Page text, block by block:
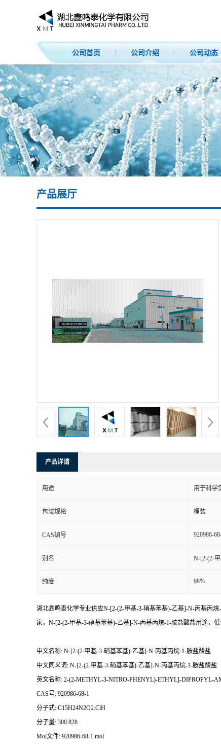
公司首页 公司介绍 公司动态
产品展厅
产品详请
用途 用于科学
包装规格 桶装
CAS编号 920986-
别名 N-[2-(2-
纯度 98%
湖北鑫鸣泰化学专业供应N-[2-(2-甲基-3-硝基苯基)-乙基]-N-丙基丙
家，N-[2-(2-甲基-3-硝基苯基)-乙基]-N-丙基丙烷-1-胺盐酸盐用途，
中文名称: N-[2-(2-甲基-3-硝基苯基)-乙基]-N-丙基丙烷-1-胺盐酸盐
中文同义词: N-[2-(2-甲基-3-硝基苯基)-乙基]-N-丙基丙烷-1-胺盐酸盐
英文名称: 2-(2-METHYL-3-NITRO-PHENYL)-ETHYL]-DIPROPYL-
CAS号: 920986-68-1
分子式: C15H24N2O2.ClH
分子量: 300.828
Mol文件: 920986-68-1.mol